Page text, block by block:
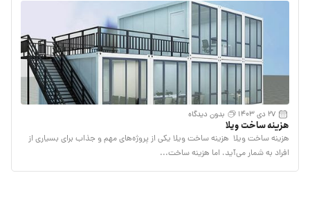
27 دی 1403 بدون دیدگاه
هزینه ساخت ویلا
هزینه ساخت ویلا هزینه ساخت ویلا یکی از پروژه‌های مهم و جذاب برای بسیاری از
افراد به شمار می‌آید، اما هزینه ساخت...